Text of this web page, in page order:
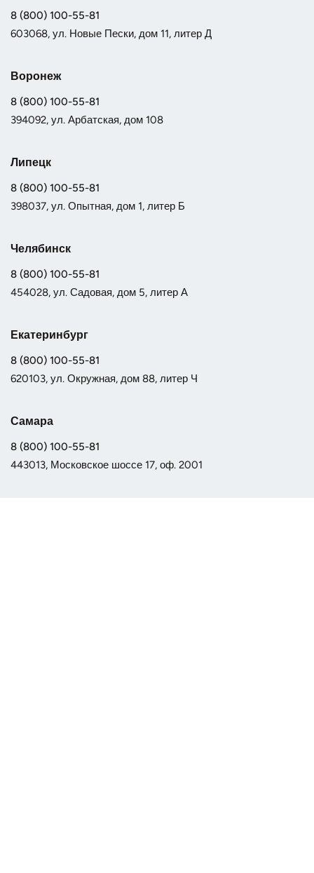
8 (800) 100-55-81
603068, ул. Новые Пески, дом 11, литер Д
Воронеж
8 (800) 100-55-81
394092, ул. Арбатская, дом 108
Липецк
8 (800) 100-55-81
398037, ул. Опытная, дом 1, литер Б
Челябинск
8 (800) 100-55-81
454028, ул. Садовая, дом 5, литер А
Екатеринбург
8 (800) 100-55-81
620103, ул. Окружная, дом 88, литер Ч
Самара
8 (800) 100-55-81
443013, Московское шоссе 17, оф. 2001